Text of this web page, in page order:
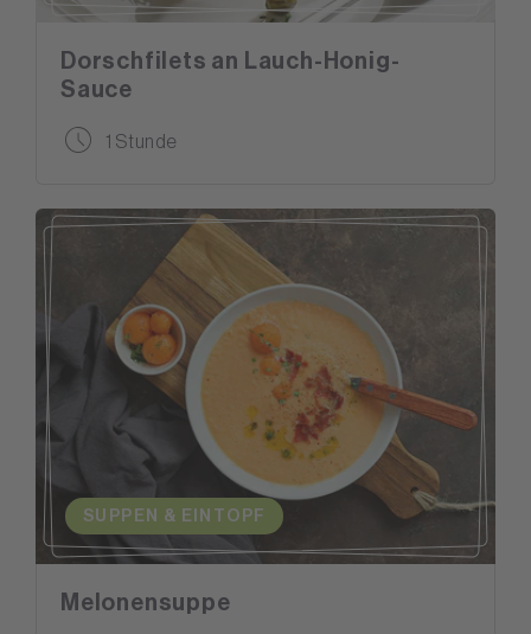
Dorschfilets an Lauch-Honig-
Sauce
1 Stunde
SUPPEN & EINTOPF
Melonensuppe